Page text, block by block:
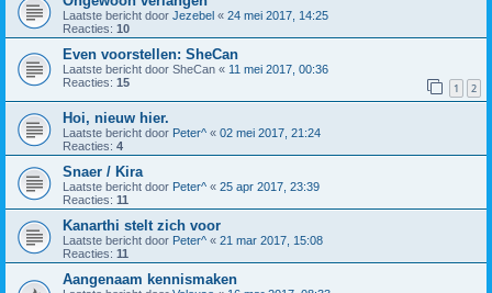
Laatste bericht door Jezebel « 24 mei 2017, 14:25
Reacties: 10
Even voorstellen: SheCan
Laatste bericht door SheCan « 11 mei 2017, 00:36
Reacties: 15 1 2
Hoi, nieuw hier.
Laatste bericht door Peter^ « 02 mei 2017, 21:24
Reacties: 4
Snaer / Kira
Laatste bericht door Peter^ « 25 apr 2017, 23:39
Reacties: 11
Kanarthi stelt zich voor
Laatste bericht door Peter^ « 21 mar 2017, 15:08
Reacties: 11
Aangenaam kennismaken